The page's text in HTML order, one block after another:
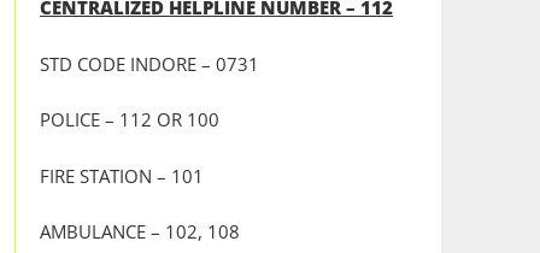
CENTRALIZED HELPLINE NUMBER – 112
STD CODE INDORE – 0731
POLICE – 112 OR 100
FIRE STATION – 101
AMBULANCE – 102, 108